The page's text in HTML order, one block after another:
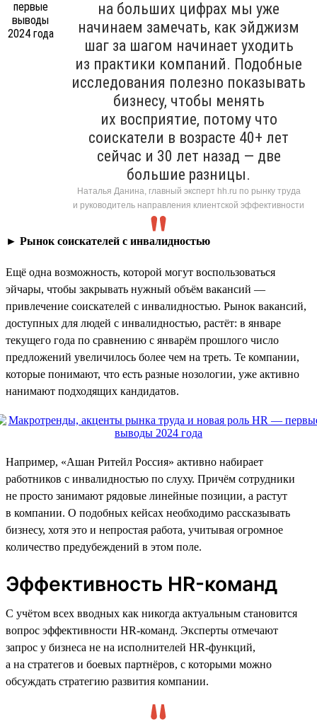
на больших цифрах мы уже
начинаем замечать, как эйджизм
шаг за шагом начинает уходить
из практики компаний. Подобные
исследования полезно показывать
бизнесу, чтобы менять
их восприятие, потому что
соискатели в возрасте 40+ лет
сейчас и 30 лет назад — две
большие разницы.
Наталья Данина, главный эксперт hh.ru по рынку труда
и руководитель направления клиентской эффективности
► Рынок соискателей с инвалидностью
Ещё одна возможность, которой могут воспользоваться
эйчары, чтобы закрывать нужный объём вакансий —
привлечение соискателей с инвалидностью. Рынок вакансий,
доступных для людей с инвалидностью, растёт: в январе
текущего года по сравнению с январём прошлого число
предложений увеличилось более чем на треть. Те компании,
которые понимают, что есть разные нозологии, уже активно
нанимают подходящих кандидатов.
Например, «Ашан Ритейл Россия» активно набирает
работников с инвалидностью по слуху. Причём сотрудники
не просто занимают рядовые линейные позиции, а растут
в компании. О подобных кейсах необходимо рассказывать
бизнесу, хотя это и непростая работа, учитывая огромное
количество предубеждений в этом поле.
Эффективность HR-команд
С учётом всех вводных как никогда актуальным становится
вопрос эффективности HR-команд. Эксперты отмечают
запрос у бизнеса не на исполнителей HR-функций,
а на стратегов и боевых партнёров, с которыми можно
обсуждать стратегию развития компании.